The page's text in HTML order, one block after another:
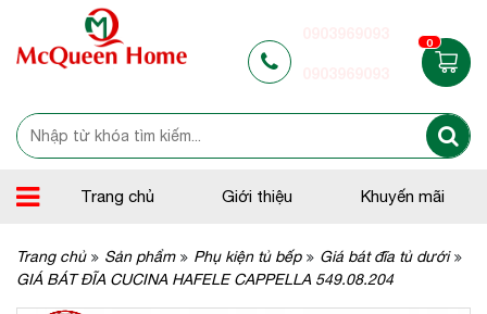
0
Trang chủ Giới thiệu Khuyến mãi
Trang chủ Sản phẩm Phụ kiện tủ bếp
Giá bát đĩa tủ dưới
GIÁ BÁT ĐĨA CUCINA HAFELE CAPPELLA 549.08.204